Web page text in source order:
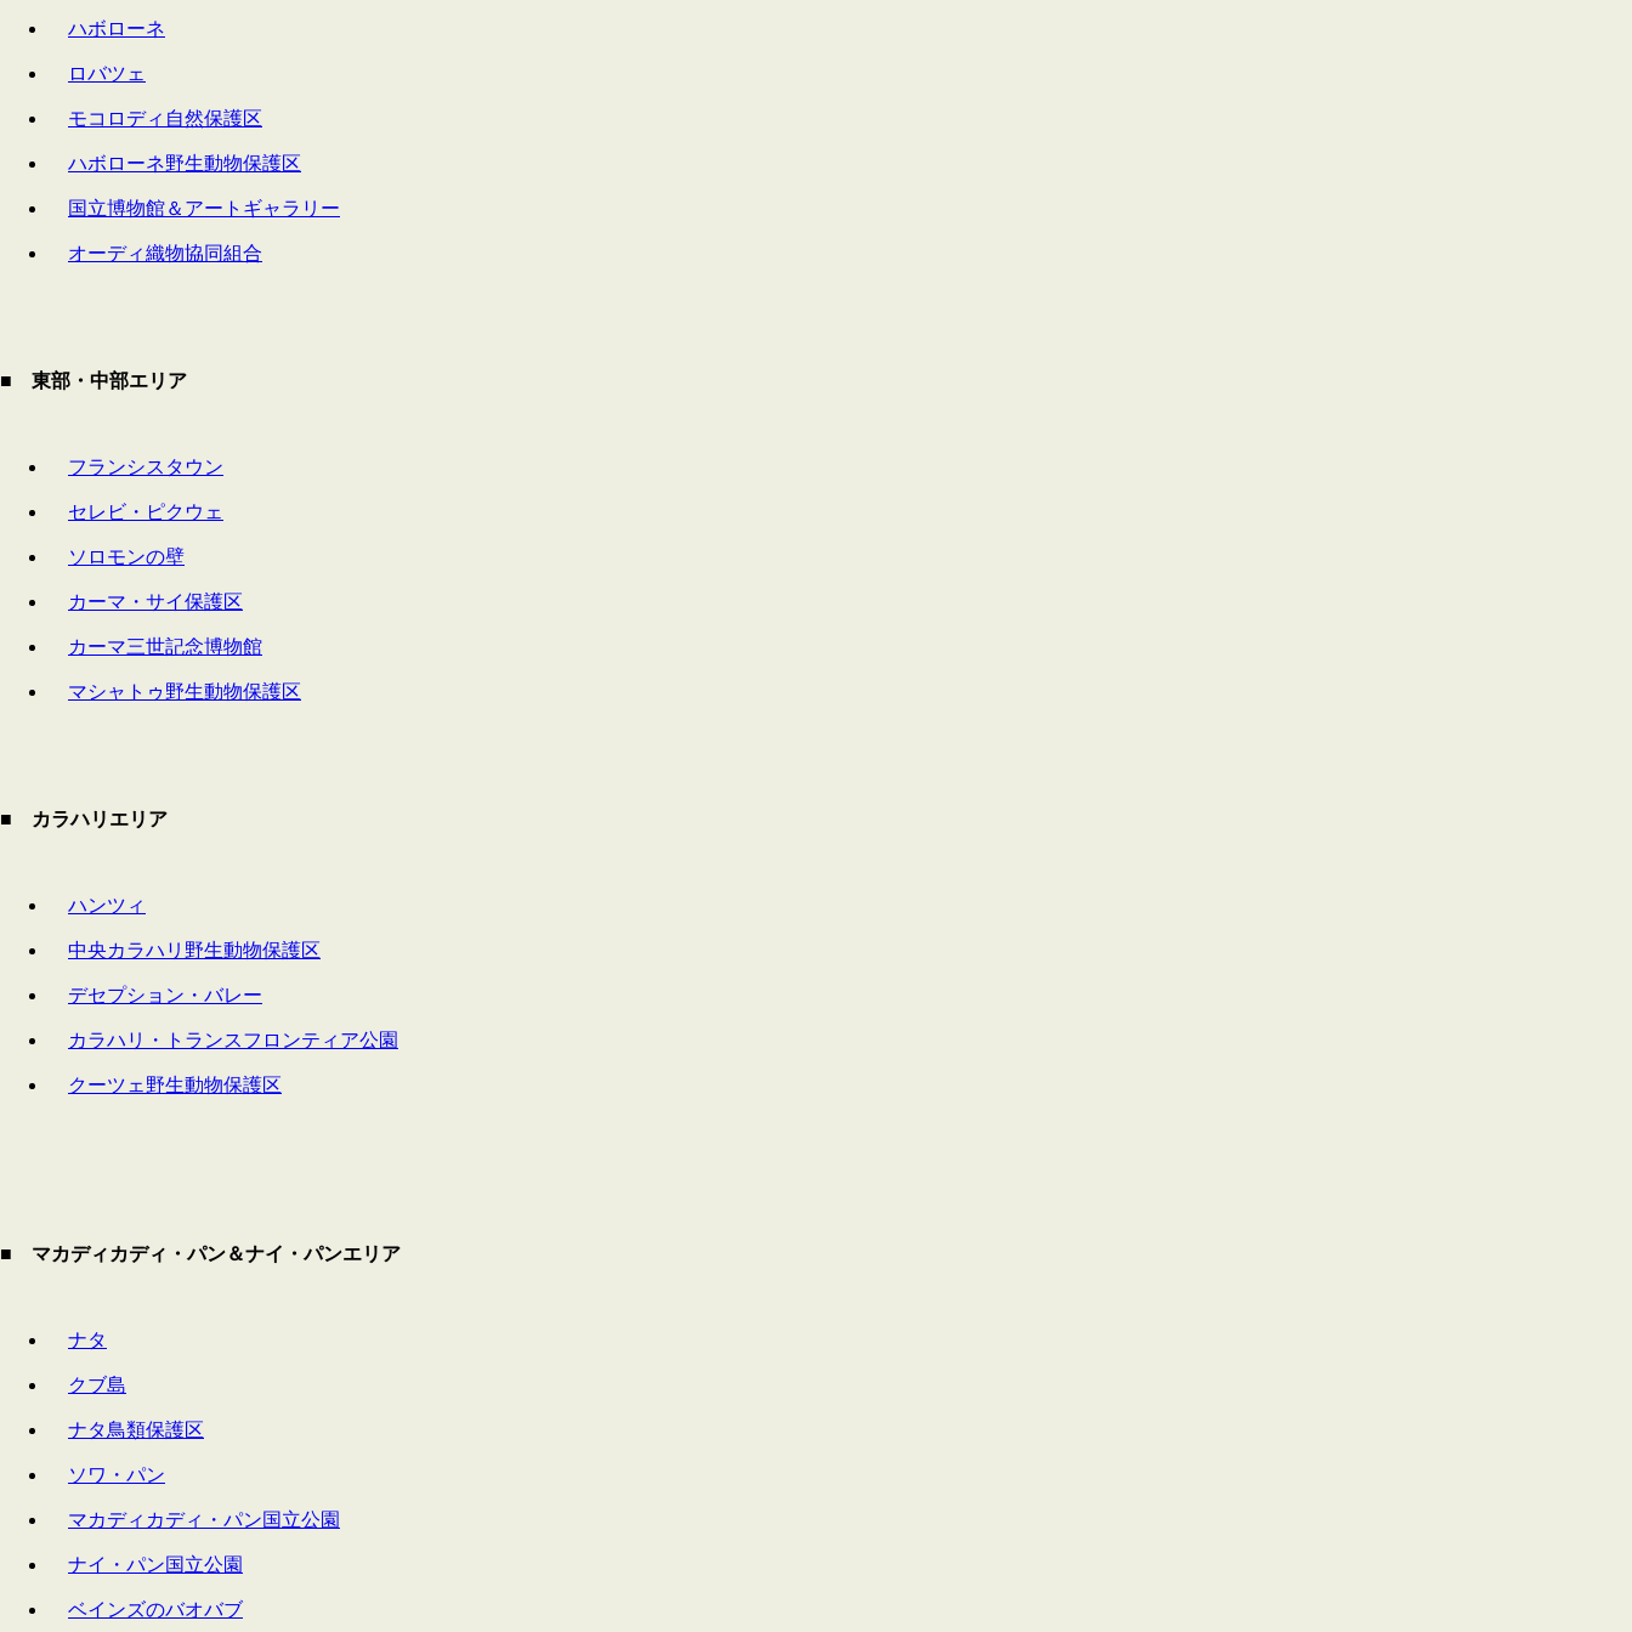
ハボローネ
ロバツェ
モコロディ自然保護区
ハボローネ野生動物保護区
国立博物館＆アートギャラリー
オーディ織物協同組合
■ 東部・中部エリア
フランシスタウン
セレビ・ピクウェ
ソロモンの壁
カーマ・サイ保護区
カーマ三世記念博物館
マシャトゥ野生動物保護区
■ カラハリエリア
ハンツィ
中央カラハリ野生動物保護区
デセプション・バレー
カラハリ・トランスフロンティア公園
クーツェ野生動物保護区
■ マカディカディ・パン＆ナイ・パンエリア
ナタ
クブ島
ナタ鳥類保護区
ソワ・パン
マカディカディ・パン国立公園
ナイ・パン国立公園
ベインズのバオバブ